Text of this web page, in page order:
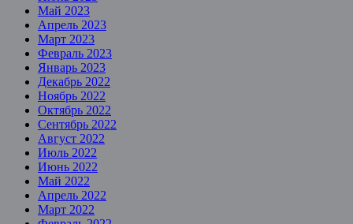
Май 2023
Апрель 2023
Март 2023
Февраль 2023
Январь 2023
Декабрь 2022
Ноябрь 2022
Октябрь 2022
Сентябрь 2022
Август 2022
Июль 2022
Июнь 2022
Май 2022
Апрель 2022
Март 2022